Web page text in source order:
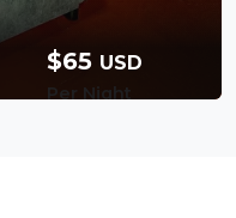
$65 USD
Per Night